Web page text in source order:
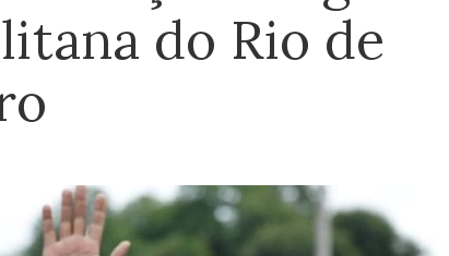
do Rio de